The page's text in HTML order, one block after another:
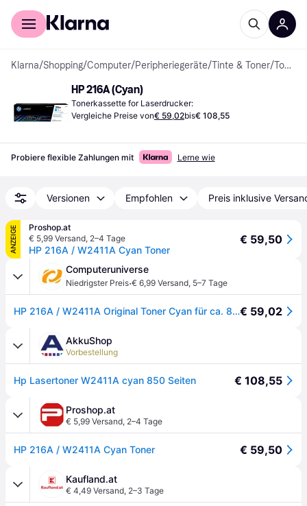
Für Shopper
Klarna/Shopping/Computer/Peripheriegeräte/Tinte & Toner/ Tonerkassetten
HP 216A (Cyan)
Tonerkassette for Laserdrucker:
Vergleiche Preise von€ 59,02bis€ 108,55
Probiere flexible Zahlungen mit Lerne wie
Versionen Empfohlen Preis inklusive
ANZEIGE
Proshop.at
€ 5,99 Versand, 2–4 Tage
HP 216A / W2411A Cyan Toner
€ 59,50
Computeruniverse
Niedrigster Preis·€ 6,99 Versand, 5–7 Tage
HP 216A / W2411A Original Toner Cyan für ca. 850 Seiten€ 59,02
AkkuShop
Vorbestellung
Hp Lasertoner W2411A cyan 850 Seiten € 108,55
Proshop.at
€ 5,99 Versand, 2–4 Tage
HP 216A / W2411A Cyan Toner € 59,50
Kaufland.at
€ 4,49 Versand, 2–3 Tage